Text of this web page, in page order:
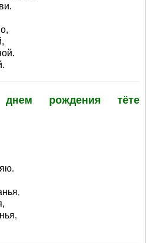
рождения тёте